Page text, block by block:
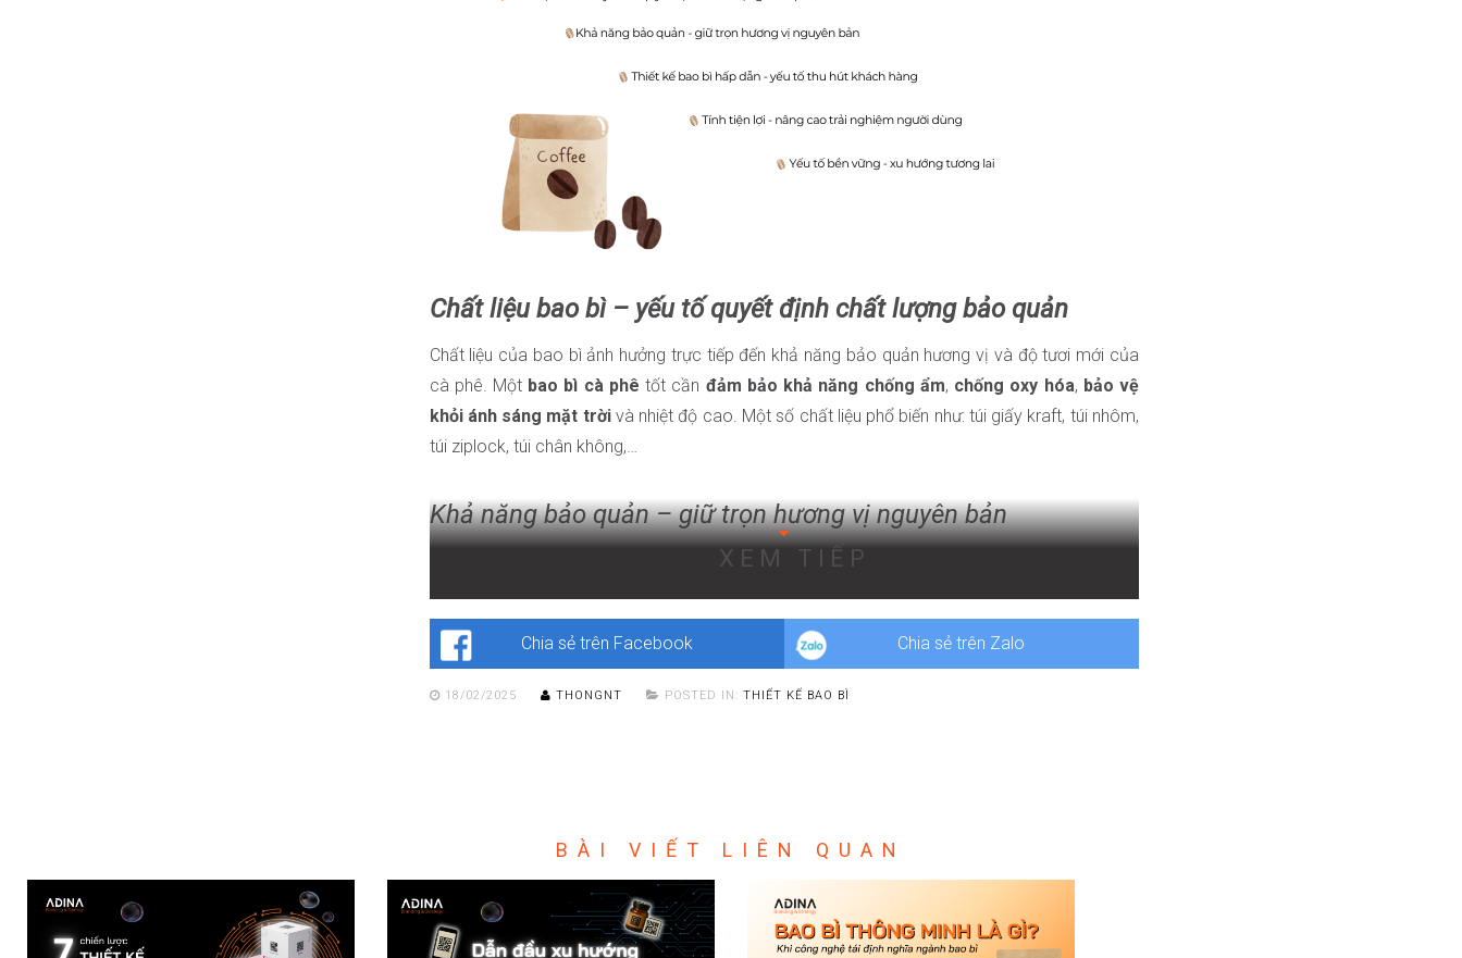
Chất liệu bao bì – yếu tố quyết định chất lượng bảo quản
Chất liệu của bao bì ảnh hưởng trực tiếp đến khả năng bảo quản hương vị và độ tươi mới của
cà phê. Một bao bì cà phê tốt cần đảm bảo khả năng chống ẩm, chống oxy hóa, bảo vệ
khỏi ánh sáng mặt trờivà nhiệt độ cao. Một số chất liệu phổ biến như: túi giấy kraft, túi nhôm,
túi ziplock, túi chân không,…
Khả năng bảo quản – giữ trọn hương vị nguyên bản
Cà phê là một sản phẩm nhạy cảm với không khí và độ ẩm. Vì vậy,
vệ chất lượng sản phẩm.
XEM TIẾP
Chia sẻ trên Facebook Chia sẻ trên Zalo
18/02/2025 THONGNT POSTED IN: THIẾT KẾ BAO BÌ
BÀI VIẾT LIÊN QUAN